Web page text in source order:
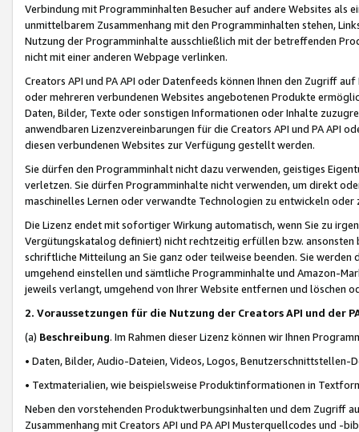
Verbindung mit Programminhalten Besucher auf andere Websites als
unmittelbarem Zusammenhang mit den Programminhalten stehen,
Nutzung der Programminhalte ausschließlich mit der betreffenden
nicht mit einer anderen Webpage verlinken.
Creators API und PA API oder Datenfeeds können Ihnen den Zugriff
oder mehreren verbundenen Websites angebotenen Produkte
Daten, Bilder, Texte oder sonstigen Informationen oder Inhalte
anwendbaren Lizenzvereinbarungen für die Creators API und PA API
diesen verbundenen Websites zur Verfügung gestellt werden.
Sie dürfen den Programminhalt nicht dazu verwenden, geistiges
verletzen. Sie dürfen Programminhalte nicht verwenden, um direkt
maschinelles Lernen oder verwandte Technologien zu entwickeln
Die Lizenz endet mit sofortiger Wirkung automatisch, wenn Sie zu
Vergütungskatalog definiert) nicht rechtzeitig erfüllen bzw. ansonsten
schriftliche Mitteilung an Sie ganz oder teilweise beenden. Sie werden
umgehend einstellen und sämtliche Programminhalte und Amazon-
jeweils verlangt, umgehend von Ihrer Website entfernen und löschen
2. Voraussetzungen für die Nutzung der Creators API und der
(a) Beschreibung. Im Rahmen dieser Lizenz können wir Ihnen
• Daten, Bilder, Audio-Dateien, Videos, Logos, Benutzerschnittstellen-
• Textmaterialien, wie beispielsweise Produktinformationen in
Neben den vorstehenden Produktwerbungsinhalten und dem Zugriff
Zusammenhang mit Creators API und PA API Musterquellcodes und